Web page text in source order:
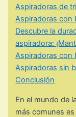
Aspiradoras de
Aspiradoras con
Descubre la
aspiradora:
Aspiradoras con
Aspiradoras sin
Conclusión
En el mundo de
más comunes